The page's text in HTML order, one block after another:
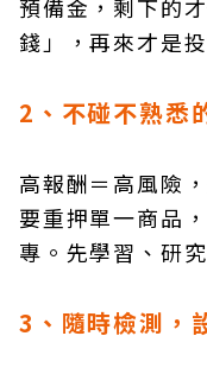
預備金，剩下的
錢」，再來才是
2、不碰不熟悉
高報酬＝高風險
要重押單一商品
專。先學習、研
3、隨時檢測，